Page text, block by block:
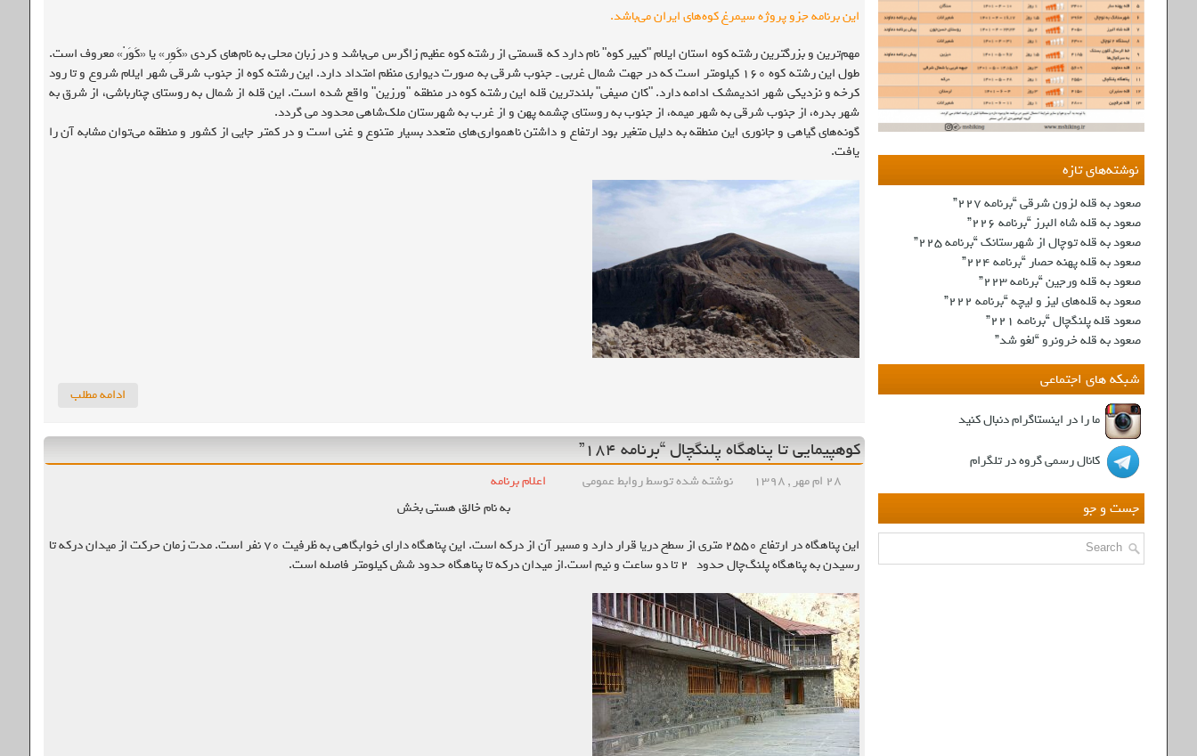
این برنامه جزو پروژه سیمرغ کوه‌های ایران می‌باشد.
مهم‌ترین و بزرگترین رشته کوه استان ایلام "کبیر کوه" نام دارد که قسمتی از رشته کوه عظیم زاگرس می‌باشد و در زبان محلی به نام‌های کردی «کَوِر» یا «کَوَرْ» معروف است.
طول این رشته کوه ۱۶۰ کیلومتر است که در جهت شمال غربی ـ جنوب شرقی به صورت دیواری منظم امتداد دارد. این رشته کوه از جنوب شرقی شهر ایلام شروع و تا رود
کرخه و نزدیکی شهر اندیمشک ادامه دارد. "کان صیفی" بلندترین قله این رشته کوه در منطقه "ورزین" واقع شده است. این قله از شمال به روستای چنارباشی، از شرق به
شهر بدره، از جنوب شرقی به شهر میمه، از جنوب به روستای چشمه پهن و از غرب به شهرستان ملک‌شاهی محدود می گردد.
گونه‌های گیاهی و جانوری این منطقه به دلیل متغیر بود ارتفاع و داشتن ناهمواری‌های متعدد بسیار متنوع و غنی است و در کمتر جایی از کشور و منطقه می‌توان مشابه آن را
یافت.
ادامه مطلب
کوهپیمایی تا پناهگاه پلنگچال “برنامه ۱۸۴”
۲۸ ام مهر , ۱۳۹۸ نوشته شده توسط روابط عمومی
اعلام برنامه
به نام خالق هستی بخش
این پناهگاه در ارتفاع ۲۵۵۰ متری از سطح دریا قرار دارد و مسیر آن از درکه است. این پناهگاه دارای خوابگاهی به ظرفیت ۷۰ نفر است. مدت زمان حرکت از میدان درکه تا
رسیدن به پناهگاه پلنگ‌چال حدود ۲ تا دو ساعت و نیم است.از میدان درکه تا پناهگاه حدود شش کیلومتر فاصله است.
نوشته‌های تازه
صعود به قله لزون شرقی “برنامه ۲۲۷”
صعود به قله شاه البرز “برنامه ۲۲۶”
صعود به قله توچال از شهرستانک “برنامه ۲۲۵”
صعود به قله پهنه حصار “برنامه ۲۲۴”
صعود به قله ورجین “برنامه ۲۲۳”
صعود به قله‌های لیز و لیچه “برنامه ۲۲۲”
صعود قله پلنگچال “برنامه ۲۲۱”
صعود به قله‌ خرونرو “لغو شد”
شبکه های اجتماعی
ما را در اینستاگرام دنبال کنید
کانال رسمی گروه در تلگرام
جست و جو